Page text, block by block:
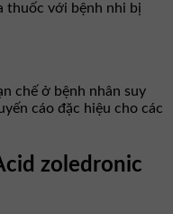
thuốc với bệnh nhi bị
chế ở bệnh nhân suy
cáo đặc hiệu cho các
zoledronic